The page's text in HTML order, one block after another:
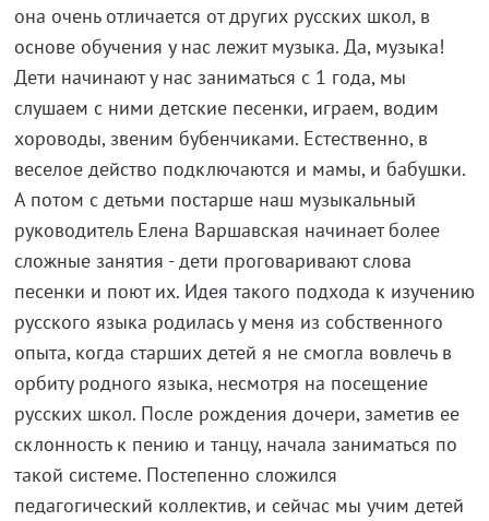
она очень отличается от других русских школ, в
основе обучения у нас лежит музыка. Да, музыка!
Дети начинают у нас заниматься с 1 года, мы
слушаем с ними детские песенки, играем, водим
хороводы, звеним бубенчиками. Естественно, в
веселое действо подключаются и мамы, и бабушки.
А потом с детьми постарше наш музыкальный
руководитель Елена Варшавская начинает более
сложные занятия - дети проговаривают слова
песенки и поют их. Идея такого подхода к изучению
русского языка родилась у меня из собственного
опыта, когда старших детей я не смогла вовлечь в
орбиту родного языка, несмотря на посещение
русских школ. После рождения дочери, заметив ее
склонность к пению и танцу, начала заниматься по
такой системе. Постепенно сложился
педагогический коллектив, и сейчас мы учим детей